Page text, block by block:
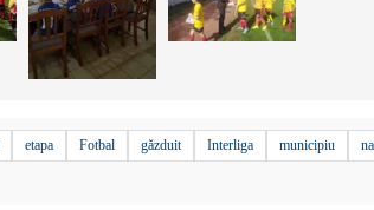
etapa Fotbal găzduit Interliga municipiu